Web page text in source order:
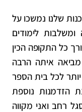
שלנו נמשכו על
לימודים
כל התקופה הכין
מביאה איתה הרבה
לכל בית הספר
הזדמנות נוספת
רחב ואני מקווה